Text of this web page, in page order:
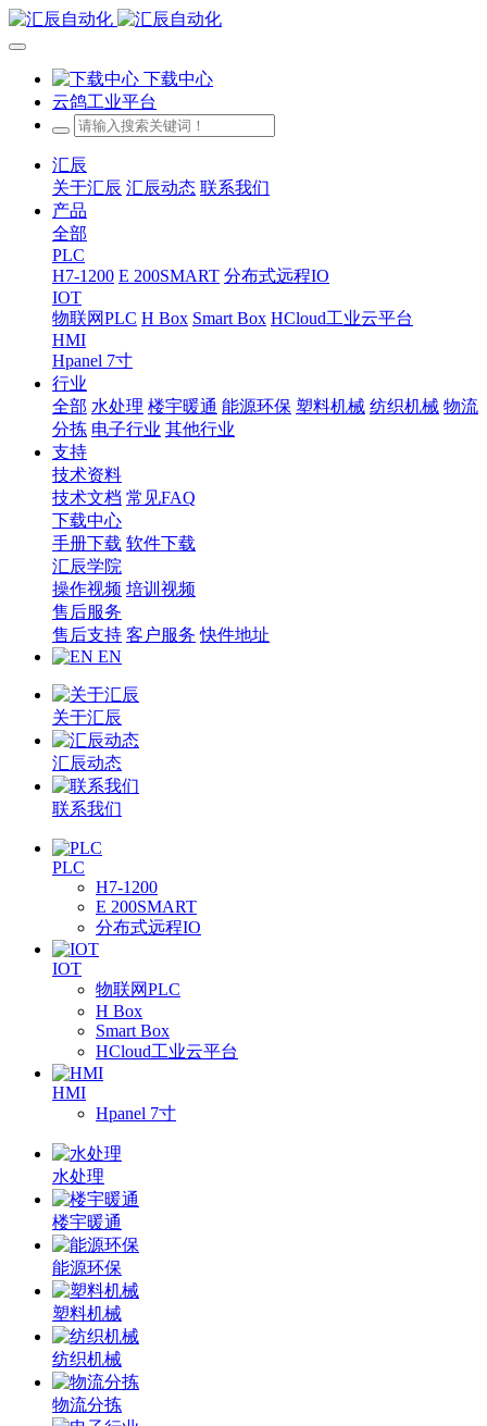
下载中心
云鸽工业平台
汇辰
关于汇辰 汇辰动态 联系我们
产品
全部
PLC
H7-1200 E 200SMART 分布式远程IO
IOT
物联网PLC H Box Smart Box HCloud工业云平台
HMI
Hpanel 7寸
行业
全部 水处理 楼宇暖通 能源环保 塑料机械 纺织机械 物流
分拣 电子行业 其他行业
支持
技术资料
技术文档 常见FAQ
下载中心
手册下载 软件下载
汇辰学院
操作视频 培训视频
售后服务
售后支持 客户服务 快件地址
EN
关于汇辰
汇辰动态
联系我们
PLC
H7-1200
E 200SMART
分布式远程IO
IOT
物联网PLC
H Box
Smart Box
HCloud工业云平台
HMI
Hpanel 7寸
水处理
楼宇暖通
能源环保
塑料机械
纺织机械
物流分拣